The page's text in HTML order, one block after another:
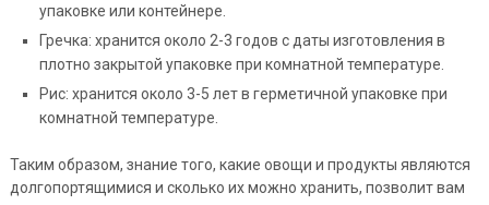
упаковке или контейнере.
Гречка: хранится около 2-3 годов с даты изготовления в
плотно закрытой упаковке при комнатной температуре.
Рис: хранится около 3-5 лет в герметичной упаковке при
комнатной температуре.
Таким образом, знание того, какие овощи и продукты являются
долгопортящимися и сколько их можно хранить, позволит вам